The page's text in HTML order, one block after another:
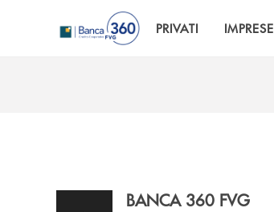
Salta al contenuto principale
PRIVATI IMPRESE
BANCA 360 FVG